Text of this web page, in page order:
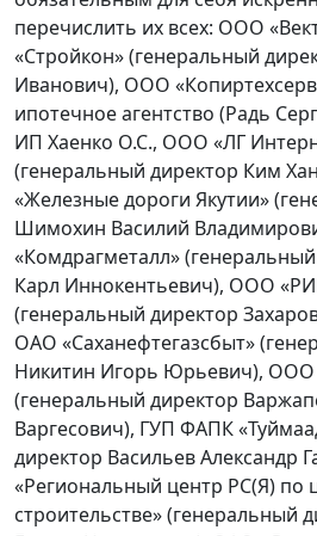
перечислить их всех: ООО
«Стройкон» (генеральный
Иванович), ООО
ипотечное агентство (Радь
ИП Хаенко О.С., ООО «ЛГ
(генеральный директор Ким
«Железные дороги Якутии»
Шимохин Василий
«Комдрагметалл»
Карл Иннокентьевич), ООО
(генеральный директор
ОАО «Саханефтегазсбыт»
Никитин Игорь Юрьевич), ООО
(генеральный директор
Варгесович), ГУП ФАПК
директор Васильев Александр
«Региональный центр РС(Я) по
строительстве» (генеральный